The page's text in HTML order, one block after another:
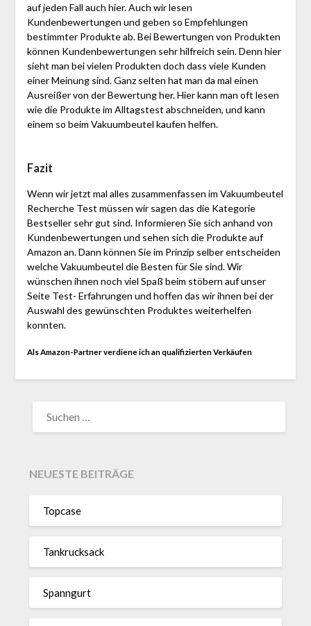
auf jeden Fall auch hier. Auch wir lesen
Kundenbewertungen und geben so Empfehlungen
bestimmter Produkte ab. Bei Bewertungen von Produkten
können Kundenbewertungen sehr hilfreich sein. Denn hier
sieht man bei vielen Produkten doch dass viele Kunden
einer Meinung sind. Ganz selten hat man da mal einen
Ausreißer von der Bewertung her. Hier kann man oft lesen
wie die Produkte im Alltagstest abschneiden, und kann
einem so beim Vakuumbeutel kaufen helfen.
Fazit
Wenn wir jetzt mal alles zusammenfassen im Vakuumbeutel
Recherche Test müssen wir sagen das die Kategorie
Bestseller sehr gut sind. Informieren Sie sich anhand von
Kundenbewertungen und sehen sich die Produkte auf
Amazon an. Dann können Sie im Prinzip selber entscheiden
welche Vakuumbeutel die Besten für Sie sind. Wir
wünschen ihnen noch viel Spaß beim stöbern auf unser
Seite Test- Erfahrungen und hoffen das wir ihnen bei der
Auswahl des gewünschten Produktes weiterhelfen
konnten.
Als Amazon-Partner verdiene ich an qualifizierten Verkäufen
NACH:
NEUESTE BEITRÄGE
Topcase
Tan­kruck­sack
Spann­gurt